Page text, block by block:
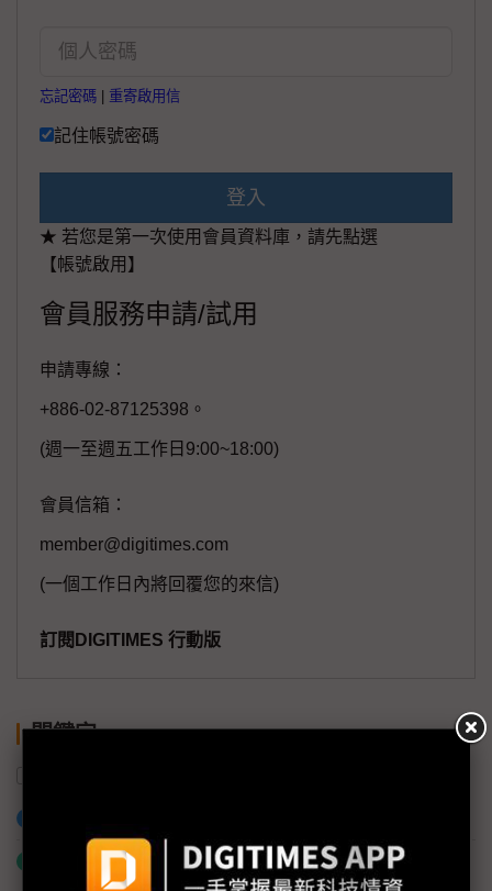
忘記密碼 重寄啟用信
記住帳號密碼
登入
★ 若您是第一次使用會員資料庫，請先點選
【帳號啟用】
會員服務申請/試用
申請專線：
+886-02-87125398。
(週一至週五工作日9:00~18:00)
會員信箱：
member@digitimes.com
(一個工作日內將回覆您的來信)
訂閱DIGITIMES 行動版
關鍵字
什麼是「關鍵字追蹤」